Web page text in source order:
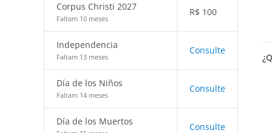
Corpus Christi 2027
Faltam 10 meses
R$ 100
Independencia
Faltam 13 meses
Consulte
Día de los Niños
Faltam 14 meses
Consulte
Día de los Muertos Consulte